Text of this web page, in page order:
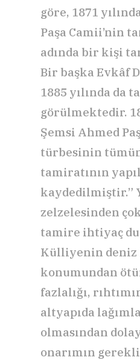
göre, 1871
Paşa Camii’nin
adında bir kişi
Bir başka Evkâf
1885 yılında da
görülmektedir.
Şemsi Ahmed
türbesinin
tamiratının
kaydedilmiştir.”
zelzelesinden
tamire ihtiyaç
Külliyenin deniz
konumundan
fazlalığı,
altyapıda
olmasından
onarımın